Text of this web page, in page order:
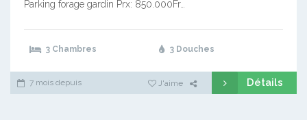
Parking forage gardin Prx: 850.000Fr…
3 Chambres 3 Douches
7 mois depuis J'aime Détails